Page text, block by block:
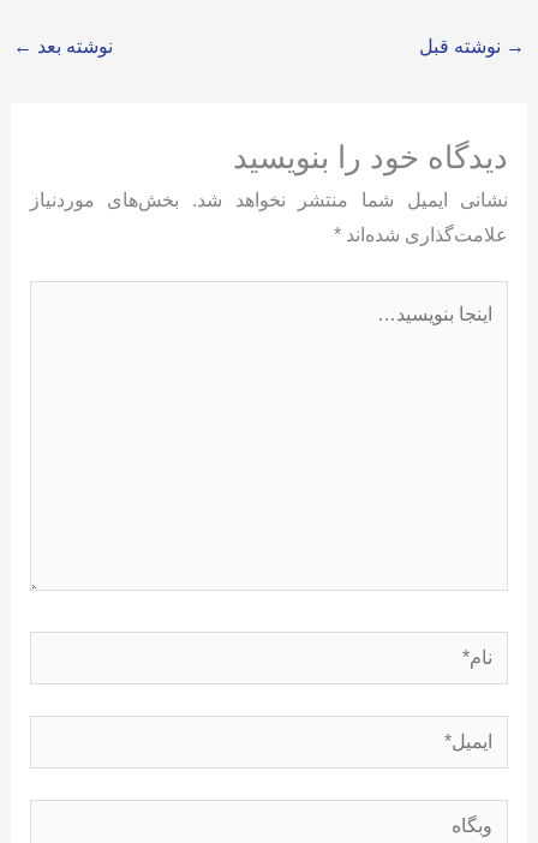
→ نوشته قبل نوشته بعد ←
دیدگاه‌ خود را بنویسید
نشانی ایمیل شما منتشر نخواهد شد.
بخش‌های موردنیاز
علامت‌گذاری شده‌اند *
بنویسید…
نام*
ایمیل*
وبگاه